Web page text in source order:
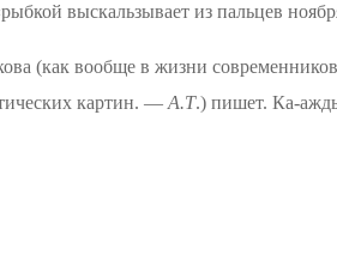
выскальзывает из пальцев
(как вообще в жизни
картин. — А.Т.) пишет. Ка-